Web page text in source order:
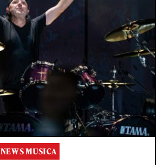
NEWS MUSICA